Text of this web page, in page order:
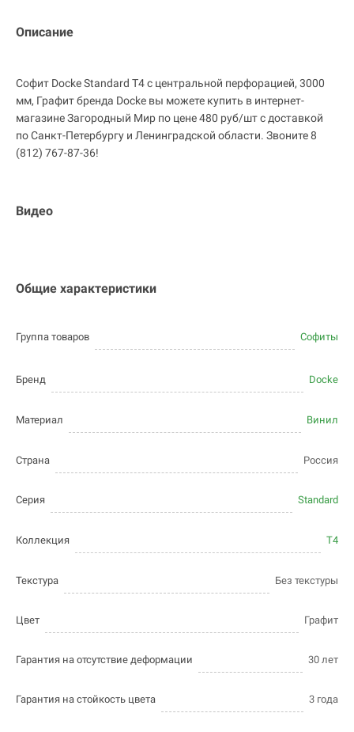
Описание
Софит Docke Standard T4 с центральной перфорацией, 3000
мм, Графит бренда Docke вы можете купить в интернет-
магазине Загородный Мир по цене 480 руб/шт с доставкой
по Санкт-Петербургу и Ленинградской области. Звоните 8
(812) 767-87-36!
Видео
Общие характеристики
Группа товаров Софиты
Бренд Docke
Материал Винил
Страна Россия
Серия Standard
Коллекция T4
Текстура Без текстуры
Цвет Графит
Гарантия на отсутствие деформации 30 лет
Гарантия на стойкость цвета 3 года